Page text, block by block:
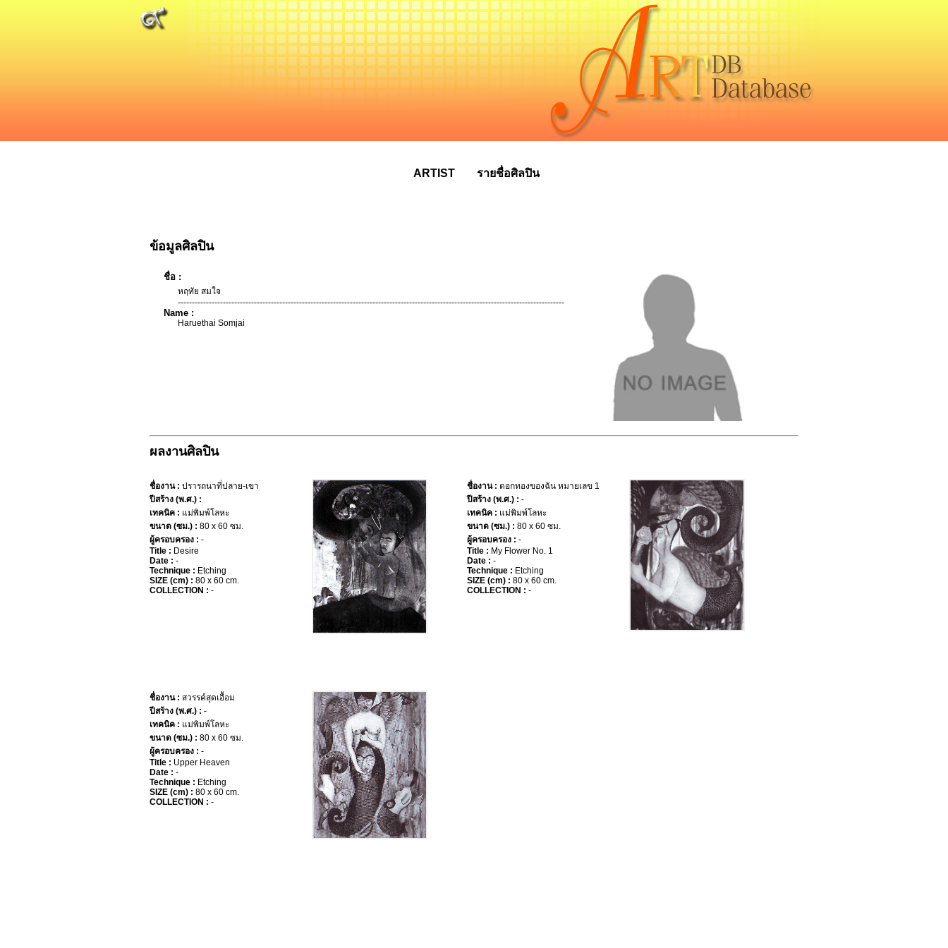
ARTIST รายชื่อศิลปิน
ข้อมูลศิลปิน
ชื่อ :
หฤทัย สมใจ
-----------------------------------------------------------------------------------------------------------------------------------------
Name :
Haruethai Somjai
ผลงานศิลปิน
ชื่องาน : ปรารถนาที่ปลาย-เขา
ปีสร้าง (พ.ศ.) :
เทคนิค : แม่พิมพ์โลหะ
ขนาด (ซม.) : 80 x 60 ซม.
ผู้ครอบครอง : -
Title : Desire
Date : -
Technique : Etching
SIZE (cm) : 80 x 60 cm.
COLLECTION : -
ชื่องาน : ดอกทองของฉัน หมายเลข 1
ปีสร้าง (พ.ศ.) : -
เทคนิค : แม่พิมพ์โลหะ
ขนาด (ซม.) : 80 x 60 ซม.
ผู้ครอบครอง : -
Title : My Flower No. 1
Date : -
Technique : Etching
SIZE (cm) : 80 x 60 cm.
COLLECTION : -
ชื่องาน : สวรรค์สุดเอื้อม
ปีสร้าง (พ.ศ.) : -
เทคนิค : แม่พิมพ์โลหะ
ขนาด (ซม.) : 80 x 60 ซม.
ผู้ครอบครอง : -
Title : Upper Heaven
Date : -
Technique : Etching
SIZE (cm) : 80 x 60 cm.
COLLECTION : -